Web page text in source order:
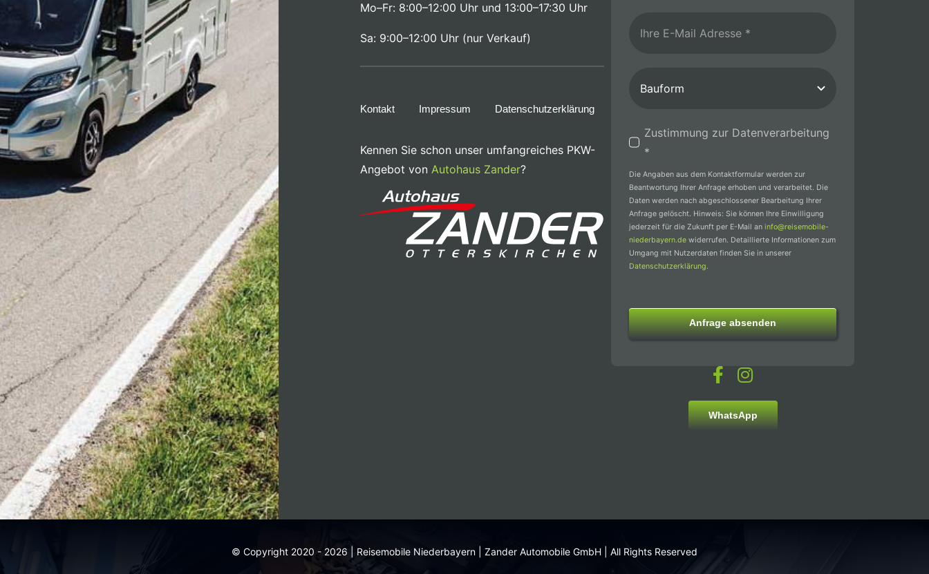
Mo–Fr: 8:00–12:00 Uhr und 13:00–17:30 Uhr
Sa: 9:00–12:00 Uhr (nur Verkauf)
Kontakt Impressum Datenschutzerklärung
Kennen Sie schon unser umfangreiches PKW-
Angebot von Autohaus Zander?
Zustimmung zur Datenverarbeitung
*
Die Angaben aus dem Kontaktformular werden zur
Beantwortung Ihrer Anfrage erhoben und verarbeitet. Die
Daten werden nach abgeschlossener Bearbeitung Ihrer
Anfrage gelöscht. Hinweis: Sie können Ihre Einwilligung
jederzeit für die Zukunft per E-Mail aninfo@reisemobile-
niederbayern.de widerrufen. Detaillierte Informationen zum
Umgang mit Nutzerdaten finden Sie in unserer
Datenschutzerklärung.
Anfrage absenden
WhatsApp
© Copyright 2020 - 2026 | Reisemobile Niederbayern | Zander Automobile GmbH | All Rights Reserved